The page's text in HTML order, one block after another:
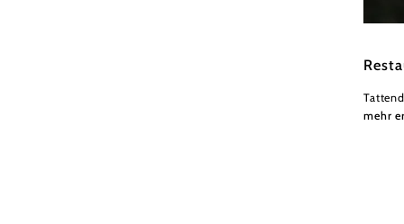
mehr